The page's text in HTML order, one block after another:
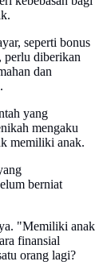
seperti bonus
perlu diberikan
dan
yang
mengaku
memiliki anak.
berniat
"Memiliki anak
finansial
orang lagi?